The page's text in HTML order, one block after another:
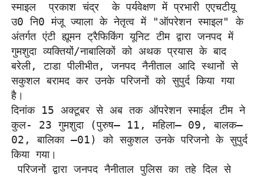
स्माइल  प्रकाश चंद्र  के पर्यवेक्षण में प्रभारी एएचटीयू
उ0 नि0 मंजू ज्याला के नेतृत्व में "ऑपरेशन स्माइल" के
अंतर्गत एंटी ह्यूमन ट्रैफिकिंग यूनिट टीम द्वारा जनपद में
गुमशुदा व्यक्तियों/नाबालिकों को अथक प्रयास के बाद
बरेली, टाडा पीलीभीत, जनपद नैनीताल आदि स्थानों से
सकुशल बरामद कर उनके परिजनों को सुपुर्द किया गया
है।
दिनांक 15 अक्टूबर से अब तक ऑपरेशन स्माईल टीम ने
कुल- 23 गुमशुदा (पुरुष– 11, महिला– 09, बालक–
02, बालिका –01) को सकुशल उनके परिजनो के सुपुर्द
किया गया।
परिजनों द्वारा जनपद नैनीताल पुलिस का तहे दिल से